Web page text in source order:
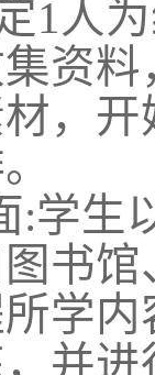
1人
资
，
:学生
书
学
并